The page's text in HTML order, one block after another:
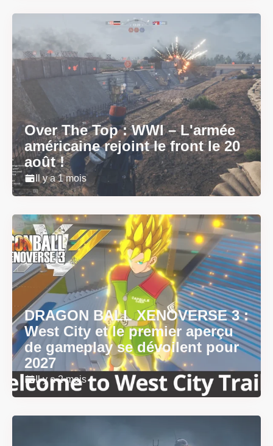
Over The Top : WWI – L'armée
américaine rejoint le front le 20
août !
Il y a 1 mois
DRAGON BALL XENOVERSE 3 :
West City et le premier aperçu
de gameplay se dévoilent pour
2027
Il y a 2 mois